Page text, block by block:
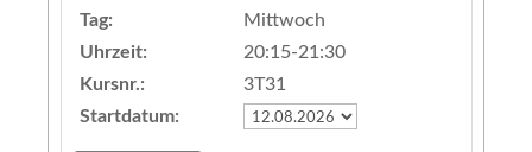
Tag:
Mittwoch
Uhrzeit:
20:15-21:30
Kursnr.:
3T31
Startdatum: